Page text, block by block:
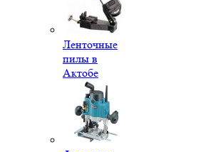
Ленточные
пилы в
Актобе